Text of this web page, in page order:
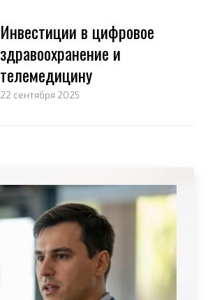
Инвестиции в цифровое
здравоохранение и
телемедицину
22 сентября 2025